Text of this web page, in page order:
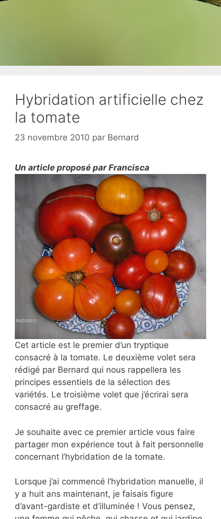
Hybridation artificielle chez
la tomate
23 novembre 2010 par Bernard
Un article proposé par Francisca
Cet article est le premier d’un tryptique
consacré à la tomate. Le deuxième volet sera
rédigé par Bernard qui nous rappellera les
principes essentiels de la sélection des
variétés. Le troisième volet que j’écrirai sera
consacré au greffage.
Je souhaite avec ce premier article vous faire
partager mon expérience tout à fait personnelle
concernant l’hybridation de la tomate.
Lorsque j’ai commencé l’hybridation manuelle, il
y a huit ans maintenant, je faisais figure
d’avant-gardiste et d’illuminée ! Vous pensez,